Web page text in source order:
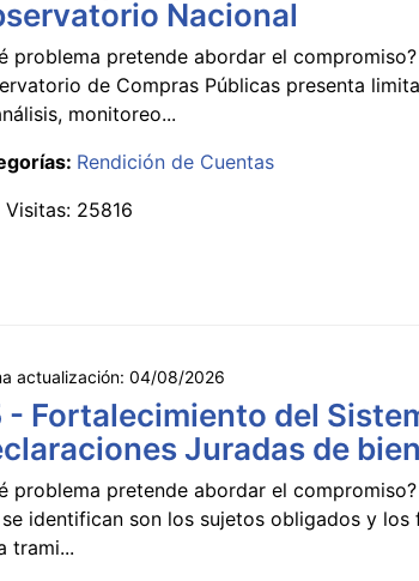
Nacional
problema pretende abordar el
de Compras Públicas presenta
monitoreo...
Rendición de Cuentas
Visitas: 25816
actualización: 04/08/2026
- Fortalecimiento del
Juradas de
problema pretende abordar el
identifican son los sujetos obligados y los
trami...